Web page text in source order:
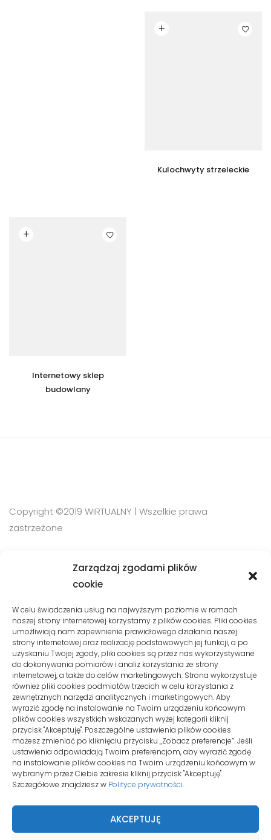
Zarządzaj zgodami plików
cookie
W celu świadczenia usług na najwyższym poziomie w ramach
naszej strony internetowej korzystamy z plików cookies. Pliki cookies
umożliwiają nam zapewnienie prawidłowego działania naszej
strony internetowej oraz realizację podstawowych jej funkcji, a po
uzyskaniu Twojej zgody, pliki cookies są przez nas wykorzystywane
do dokonywania pomiarów i analiz korzystania ze strony
internetowej, a także do celów marketingowych. Strona wykorzystuje
również pliki cookies podmiotów trzecich w celu korzystania z
zewnętrznych narzędzi analitycznych i marketingowych. Aby
wyrazić zgodę na instalowanie na Twoim urządzeniu końcowym
plików cookies wszystkich wskazanych wyżej kategorii kliknij
przycisk "Akceptuję". Poszczególne ustawienia plików cookies
możesz zmieniać po kliknięciu przycisku „Zobacz preferencje”. Jeśli
ustawienia odpowiadają Twoim preferencjom, aby wyrazić zgodę
na instalowanie plików cookies na Twoim urządzeniu końcowym w
wybranym przez Ciebie zakresie kliknij przycisk "Akceptuję".
Szczegółowe znajdziesz w Polityce prywatności.
AKCEPTUJĘ
Kulochwyty strzeleckie
Czytaj dalej
Internetowy sklep
budowlany
Czytaj dalej
Copyright ©2019 WIRTUALNY | Wszelkie prawa
zastrzeżone
SZYBKI KONTAKT
Phone:
+48 510 10 08 120
Email:kontakt@wirtualnymysliborz.pl
SIEDZIBA
ul. Konwaliowa 255C/2
62-069 Palędzie
Moje konto